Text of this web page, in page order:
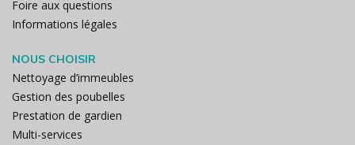
Foire aux questions
Informations légales
NOUS CHOISIR
Nettoyage d’immeubles
Gestion des poubelles
Prestation de gardien
Multi-services